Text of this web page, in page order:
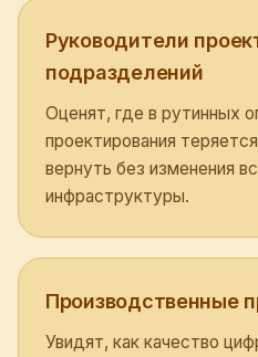
Руководители
подразделений
Оценят, где в рутинных
проектирования
вернуть без изменения
инфраструктуры.
Производственные
Увидят, как качество